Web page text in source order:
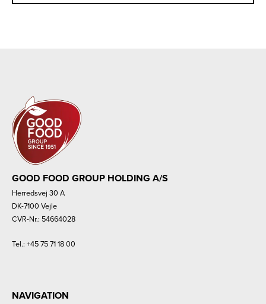
GOOD FOOD GROUP HOLDING A/S
Herredsvej 30 A
DK-7100 Vejle
CVR-Nr.: 54664028
Tel.: +45 75 71 18 00
NAVIGATION